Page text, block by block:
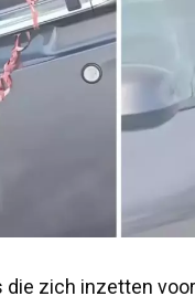
die zich inzetten